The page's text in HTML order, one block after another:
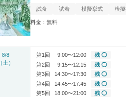
試食 試着 模擬挙式 模
料金：無料
8/8
（土）
第1回 9:00〜12:00
残 ◯
第2回
9:15〜12:15
残 ◯
第3回
14:30〜17:30
残 ◯
第4回
14:45〜17:45
残 ◯
第5回
18:00〜21:00 残 ◯